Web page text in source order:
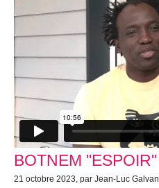
BOTNEM "ESPOIR"
21 octobre 2023, par Jean-Luc Galvan